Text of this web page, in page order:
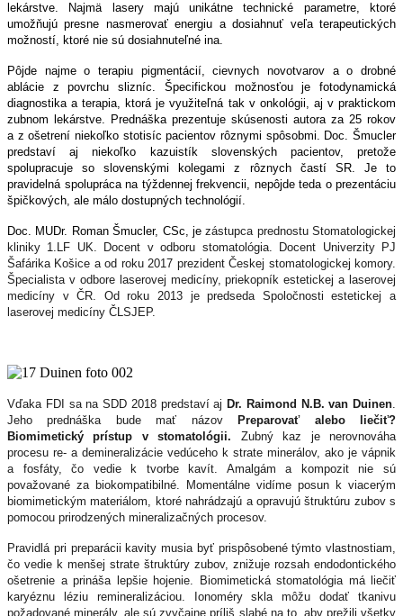
lekárstve. Najmä lasery majú unikátne technické parametre, ktoré
umožňujú presne nasmerovať energiu a dosiahnuť veľa terapeutických
možností, ktoré nie sú dosiahnuteľné ina.
Pôjde najme o terapiu pigmentácií, cievnych novotvarov a o drobné
ablácie z povrchu slizníc. Špecifickou možnosťou je fotodynamická
diagnostika a terapia, ktorá je využiteľná tak v onkológii, aj v praktickom
zubnom lekárstve. Prednáška prezentuje skúsenosti autora za 25 rokov
a z ošetrení niekoľko stotisíc pacientov rôznymi spôsobmi. Doc. Šmucler
predstaví aj niekoľko kazuistík slovenských pacientov, pretože
spolupracuje so slovenskými kolegami z rôznych častí SR. Je to
pravidelná spolupráca na týždennej frekvencii, nepôjde teda o prezentáciu
špičkových, ale málo dostupných technológií.
Doc. MUDr. Roman Šmucler, CSc, jezástupca prednostu Stomatologickej
kliniky 1.LF UK. Docent v odboru stomatológia. Docent Univerzity PJ
Šafárika Košice a od roku 2017 prezident Českej stomatologickej komory.
Špecialista v odbore laserovej medicíny, priekopník estetickej a laserovej
medicíny v ČR. Od roku 2013 je predseda Spoločnosti estetickej a
laserovej medicíny ČLSJEP.
Vďaka FDI sa na SDD 2018 predstaví aj Dr. Raimond N.B. van Duinen.
Jeho prednáška bude mať názovPreparovať alebo liečiť?
Biomimetický prístup v stomatológii. Zubný kaz je nerovnováha
procesu re- a demineralizácie vedúceho k strate minerálov, ako je vápnik
a fosfáty, čo vedie k tvorbe kavít. Amalgám a kompozit nie sú
považované za biokompatibilné. Momentálne vidíme posun k viacerým
biomimetickým materiálom, ktoré nahrádzajú a opravujú štruktúru zubov s
pomocou prirodzených mineralizačných procesov.
Pravidlá pri preparácii kavity musia byť prispôsobené týmto vlastnostiam,
čo vedie k menšej strate štruktúry zubov, znižuje rozsah endodontického
ošetrenie a prináša lepšie hojenie. Biomimetická stomatológia má liečiť
karyéznu léziu remineralizáciou. Ionoméry skla môžu dodať tkanivu
požadované minerály, ale sú zvyčajne príliš slabé na to, aby prežili všetky